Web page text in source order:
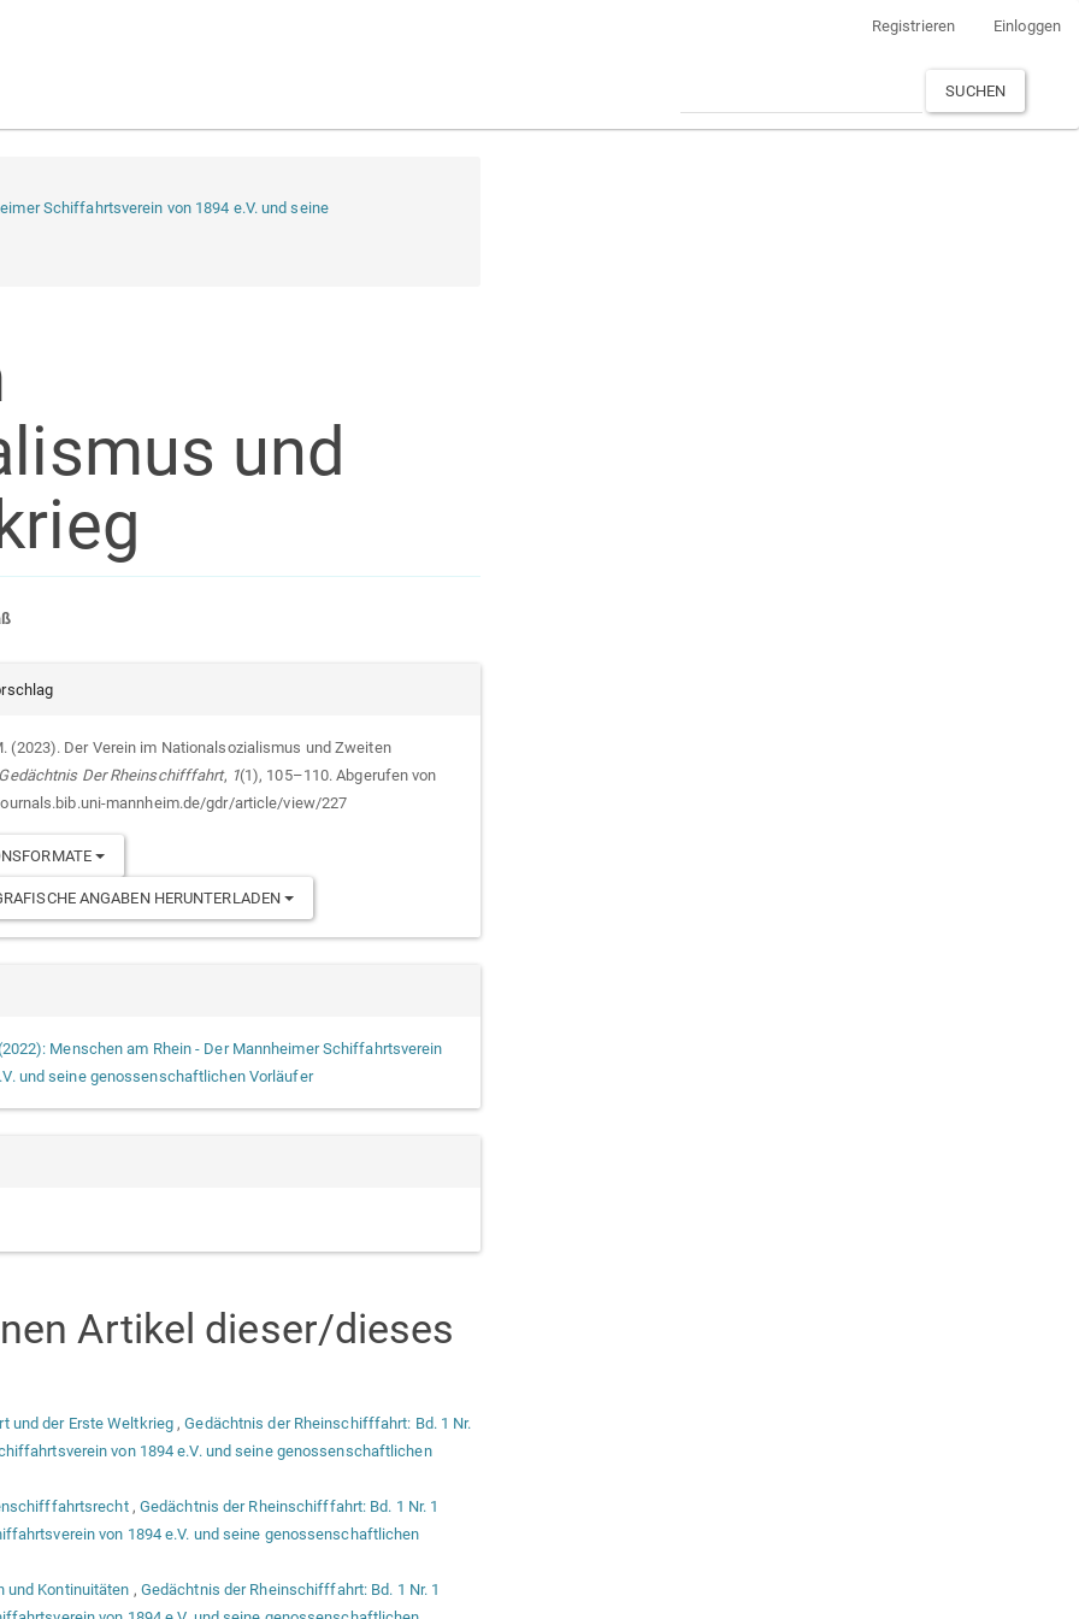
Registrieren Einloggen
SUCHEN
Schiffahrtsverein von 1894 e.V. und seine
und
(2023). Der Verein im Nationalsozialismus und Zweiten
Gedächtnis Der Rheinschifffahrt, 1(1), 105–110. Abgerufen von
mannheim.de/gdr/article/view/227
ANGABEN HERUNTERLADEN
Menschen am Rhein - Der Mannheimer Schiffahrtsverein
und seine genossenschaftlichen Vorläufer
Artikel dieser/dieses
und der Erste Weltkrieg,Gedächtnis der Rheinschifffahrt: Bd. 1 Nr.
von 1894 e.V. und seine genossenschaftlichen
, Gedächtnis der Rheinschifffahrt: Bd. 1 Nr. 1
von 1894 e.V. und seine genossenschaftlichen
und Kontinuitäten , Gedächtnis der Rheinschifffahrt: Bd. 1 Nr. 1